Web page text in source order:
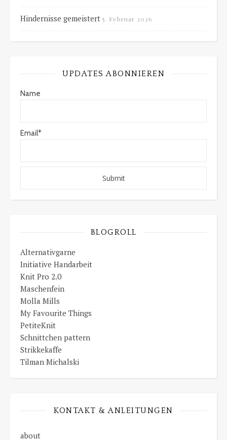
Hindernisse gemeistert 5. Februar 2026
UPDATES ABONNIEREN
Name
Email*
BLOGROLL
Alternativgarne
Initiative Handarbeit
Knit Pro 2.0
Maschenfein
Molla Mills
My Favourite Things
PetiteKnit
Schnittchen pattern
Strikkekaffe
Tilman Michalski
KONTAKT & ANLEITUNGEN
about